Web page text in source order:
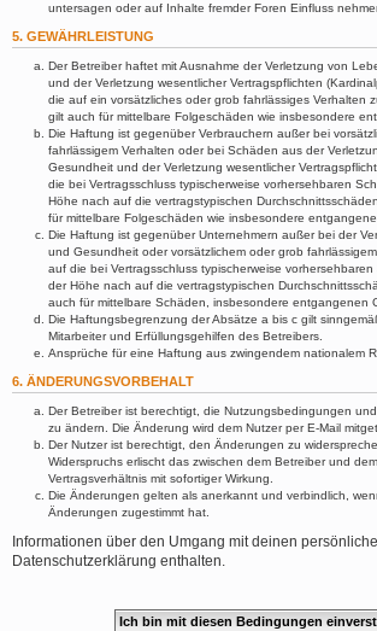
untersagen oder auf Inhalte fremder Foren Einfluss
5. GEWÄHRLEISTUNG
Der Betreiber haftet mit Ausnahme der Verletzung von
und der Verletzung wesentlicher Vertragspflichten
die auf ein vorsätzliches oder grob fahrlässiges Verhalten
gilt auch für mittelbare Folgeschäden wie insbesondere
Die Haftung ist gegenüber Verbrauchern außer bei
fahrlässigem Verhalten oder bei Schäden aus der
Gesundheit und der Verletzung wesentlicher
die bei Vertragsschluss typischerweise vorhersehbaren
Höhe nach auf die vertragstypischen
für mittelbare Folgeschäden wie insbesondere
Die Haftung ist gegenüber Unternehmern außer bei der
und Gesundheit oder vorsätzlichem oder grob
auf die bei Vertragsschluss typischerweise
der Höhe nach auf die vertragstypischen
auch für mittelbare Schäden, insbesondere entgangenen
Die Haftungsbegrenzung der Absätze a bis c gilt
Mitarbeiter und Erfüllungsgehilfen des Betreibers.
Ansprüche für eine Haftung aus zwingendem nationalem
6. ÄNDERUNGSVORBEHALT
Der Betreiber ist berechtigt, die Nutzungsbedingungen
zu ändern. Die Änderung wird dem Nutzer per E-Mail
Der Nutzer ist berechtigt, den Änderungen zu
Widerspruchs erlischt das zwischen dem Betreiber und
Vertragsverhältnis mit sofortiger Wirkung.
Die Änderungen gelten als anerkannt und verbindlich,
Änderungen zugestimmt hat.
Informationen über den Umgang mit deinen
Datenschutzerklärung enthalten.